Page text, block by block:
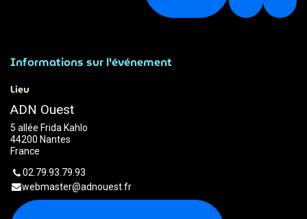
Informations sur l'événement
Lieu
ADN Ouest
5 allée Frida Kahlo
44200 Nantes
France
02.79.93.79.93
webmaster@adnouest.fr